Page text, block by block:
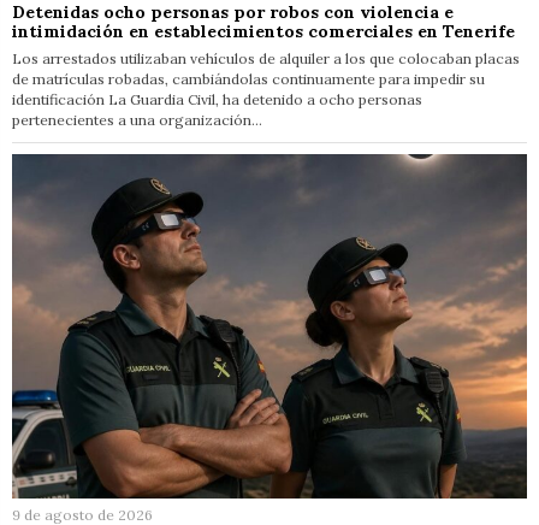
Detenidas ocho personas por robos con violencia e
intimidación en establecimientos comerciales en Tenerife
Los arrestados utilizaban vehículos de alquiler a los que colocaban placas
de matrículas robadas, cambiándolas continuamente para impedir su
identificación La Guardia Civil, ha detenido a ocho personas
pertenecientes a una organización…
9 de agosto de 2026